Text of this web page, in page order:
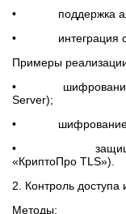
• поддержка
• интеграция с
Примеры
• шифрование на
Server);
• шифрование
• защищённые
«КриптоПро TLS»).
2. Контроль доступа
Методы: